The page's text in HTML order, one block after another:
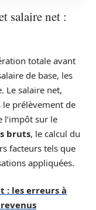
salaire net :
totale avant
de base, les
Le salaire net,
prélèvement de
l’impôt sur le
bruts, le calcul du
facteurs tels que
appliquées.
: les erreurs à